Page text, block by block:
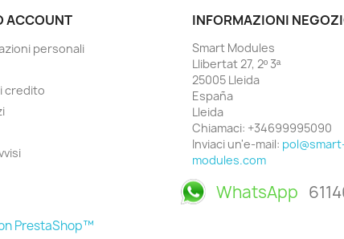
ACCOUNT
personali
credito
INFORMAZIONI
Smart Modules
Llibertat 27, 2º 3ª
25005 Lleida
España
Lleida
Chiamaci: +34699995090
Inviaci un'e-mail:
modules.com
WhatsApp
PrestaShop™